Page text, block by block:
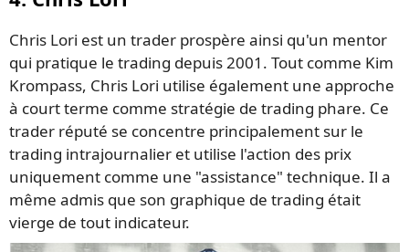
Chris Lori est un trader prospère ainsi qu'un mentor
qui pratique le trading depuis 2001. Tout comme Kim
Krompass, Chris Lori utilise également une approche
à court terme comme stratégie de trading phare. Ce
trader réputé se concentre principalement sur le
trading intrajournalier et utilise l'action des prix
uniquement comme une "assistance" technique. Il a
même admis que son graphique de trading était
vierge de tout indicateur.